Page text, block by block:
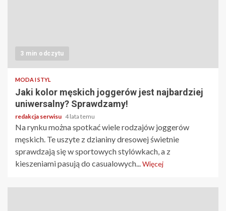
3 min odczytu
MODA I STYL
Jaki kolor męskich joggerów jest najbardziej
uniwersalny? Sprawdzamy!
redakcja serwisu 4 lata temu
‍Na rynku można spotkać wiele rodzajów joggerów
męskich. Te uszyte z dzianiny dresowej świetnie
sprawdzają się w sportowych stylówkach, a z
kieszeniami pasują do casualowych...Więcej